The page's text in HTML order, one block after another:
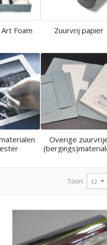
Foam Zuurvrij papier
Overige
Toon